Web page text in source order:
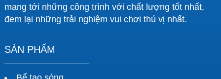
mang tới những công trình với chất lượng tốt nhất,
đem lại những trải nghiệm vui chơi thú vị nhất.
SẢN PHẨM